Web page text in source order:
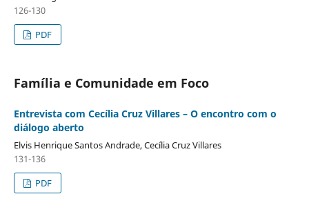
126-130
PDF
Família e Comunidade em Foco
Entrevista com Cecília Cruz Villares – O encontro com o
diálogo aberto
Elvis Henrique Santos Andrade, Cecília Cruz Villares
131-136
PDF